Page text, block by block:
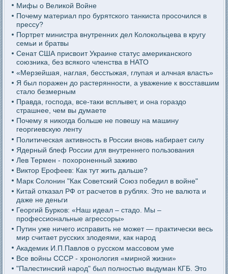
Мифы о Великой Войне
Почему материал про бурятского танкиста просочился в
прессу?
Портрет министра внутренних дел Колокольцева в кругу
семьи и братвы
Сенат США присвоит Украине статус американского
союзника, без всякого членства в НАТО
«Мерзейшая, наглая, бесстыжая, глупая и алчная власть»
Я был поражен до растерянности, а уважение к восставшим
стало безмерным
Правда, господа, все-таки всплывет, и она гораздо
страшнее, чем вы думаете
Почему я никогда больше не повешу на машину
георгиевскую ленту
Политическая активность в России вновь набирает силу
Ядерный блеф России для внутреннего пользования
Лев Термен - похороненный заживо
Виктор Ерофеев: Как тут жить дальше?
Марк Солонин "Как Советский Союз победил в войне"
Китай отказал РФ от расчетов в рублях. Это не валюта и
даже не деньги
Георгий Бурков: «Наш идеал – стадо. Мы –
профессиональные агрессоры»
Путин уже ничего исправить не может — практически весь
мир считает русских злодеями, как народ
Академик И.П.Павлов о русском массовом уме
Все войны СССР - хронология «мирной жизни»
"Палестинский народ" был полностью выдуман КГБ. Это